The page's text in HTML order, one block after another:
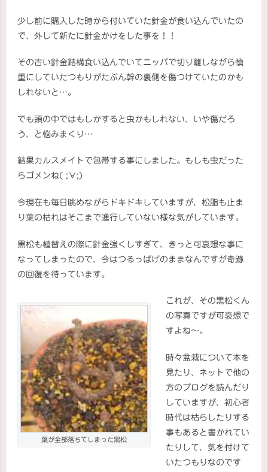
少し前に購入した時から付いていた針金が食い込んでいたの
で、外して新たに針金かけをした事を！！
その古い針金結構食い込んでいてニッパで切り離しながら慎
重にしていたつもりがたぶん幹の裏側を傷つけていたのかも
しれないと…。
でも頭の中ではもしかすると虫かもしれない、いや傷だろ
う、と悩みまくり…
結果カルスメイトで包帯する事にしました。もしも虫だった
らゴメンね( ;∀;)
今現在も毎日眺めながらドキドキしていますが、松脂も止ま
り葉の枯れはそこまで進行していない様な気がしています。
黒松も植替えの際に針金強くしすぎて、きっと可哀想な事に
なってしまったので、今はつるっぱげのままなんですが奇跡
の回復を待っています。
葉が全部落ちてしまった黒松
これが、その黒松くん
の写真ですが可哀想で
すよね～。
時々盆栽について本を
見たり、ネットで他の
方のブログを読んだり
していますが、初心者
時代は枯らしたりする
事もあると書かれてい
たりして、気を付けて
いたつもりなのです